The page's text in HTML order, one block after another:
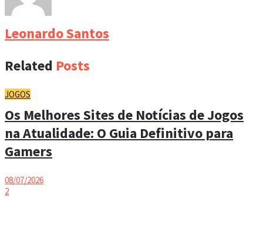
Leonardo Santos
Related Posts
JOGOS
Os Melhores Sites de Notícias de Jogos
na Atualidade: O Guia Definitivo para
Gamers
08/07/2026
2